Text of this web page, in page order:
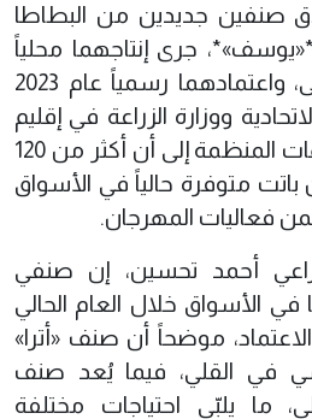
صنفين جديدين من البطاطا
جرى إنتاجهما محلياً
في دهوك للمرة الأولى، واعتمادهما رسمياً عام 2023
ووزارة الزراعة في إقليم
كوردستان. وتشير الجهات المنظمة إلى أن أكثر من 120
متوفرة حالياً في الأسواق
فعاليات المهرجان.
أحمد تحسين، إن صنفي
في الأسواق خلال العام الحالي
موضحاً أن صنف «أترا»
في القلي، فيما يُعد صنف
ما يلبّي احتياجات مختلفة